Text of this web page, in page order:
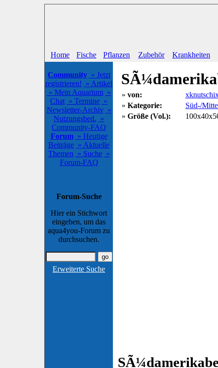
Home Fische Pflanzen Zubehör Krankheiten
Community » Jetzt
registrieren! » Artikel
» Mein Aquarium »
Chat » Termine »
Newsletter-Archiv »
Nutzungsbed. »
Community-FAQ
Forum » Heutige
Beiträge » Aktuelle
Themen » Suche »
Forum-FAQ
Forum-Suche
Hier ein Stichwort
eingeben, um das
aqua4you-Forum zu
durchsuchen.
Erweiterte Suche
» von:
» Kategorie:
Süd-/
» Größe (Vol.):